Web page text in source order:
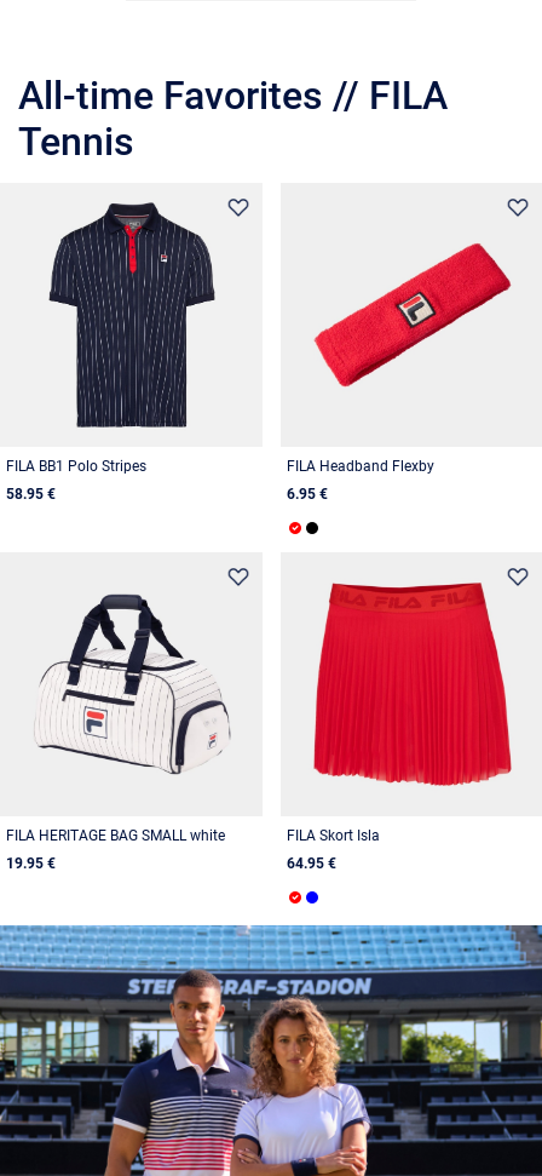
All-time Favorites // FILA
Tennis
FILA BB1 Polo Stripes
58.95 €
FILA Headband Flexby
6.95 €
FILA HERITAGE BAG SMALL white
19.95 €
FILA Skort Isla
64.95 €